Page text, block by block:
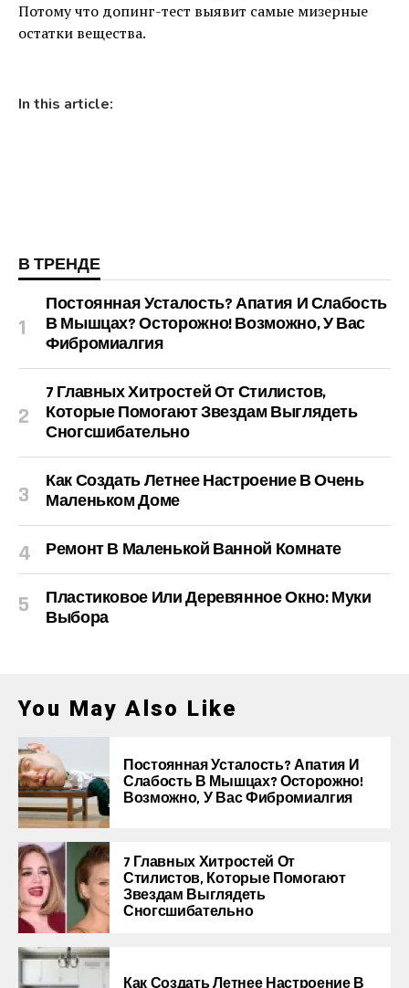
Потому что допинг-тест выявит самые мизерные
остатки вещества.
In this article:
В ТРЕНДЕ
Постоянная Усталость? Апатия И Слабость
В Мышцах? Осторожно! Возможно, У Вас
Фибромиалгия
7 Главных Хитростей От Стилистов,
Которые Помогают Звездам Выглядеть
Сногсшибательно
Как Создать Летнее Настроение В Очень
Маленьком Доме
Ремонт В Маленькой Ванной Комнате
Пластиковое Или Деревянное Окно: Муки
Выбора
You May Also Like
Постоянная Усталость? Апатия И
Слабость В Мышцах? Осторожно!
Возможно, У Вас Фибромиалгия
7 Главных Хитростей От
Стилистов, Которые Помогают
Звездам Выглядеть
Сногсшибательно
Как Создать Летнее Настроение В